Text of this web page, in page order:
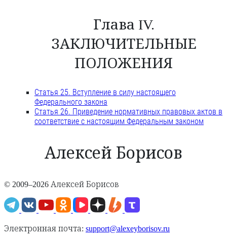
Глава IV.
ЗАКЛЮЧИТЕЛЬНЫЕ
ПОЛОЖЕНИЯ
Статья 25. Вступление в силу настоящего
Федерального закона
Статья 26. Приведение нормативных правовых актов в
соответствие с настоящим Федеральным законом
Алексей Борисов
© 2009–2026 Алексей Борисов
Электронная почта: support@alexeyborisov.ru